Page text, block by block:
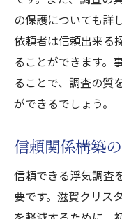
の保護についても詳
依頼者は信頼出来る
ることができます。
ることで、調査の質
ができるでしょう。
信頼関係構築
信頼できる浮気調査
要です。滋賀クリス